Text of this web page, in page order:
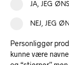
JA, JEG
NEJ, JEG
Personliggør
kunne være